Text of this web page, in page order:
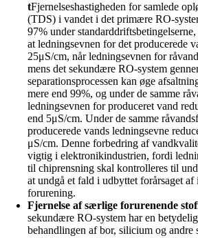
tFjernelseshastigheden for samlede
(TDS) i vandet i det primære RO-
97% under
at ledningsevnen for det producerede
25μS/cm, når ledningsevnen for
mens det sekundære RO-system
separationsprocessen kan øge
mere end 99%, og under de samme
ledningsevnen for produceret vand
end 5μS/cm. Under de samme
producerede vands ledningsevne
μS/cm. Denne forbedring af
vigtig i elektronikindustrien, fordi
til chiprensning skal kontrolleres til
at undgå et fald i udbyttet forårsaget af
forurening.
Fjernelse af særlige forurenende
sekundære RO-system har en
behandlingen af bor, silicium og andre